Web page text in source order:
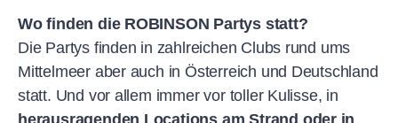
Wo finden die ROBINSON Partys statt?
Die Partys finden in zahlreichen Clubs rund ums
Mittelmeer aber auch in Österreich und Deutschland
statt. Und vor allem immer vor toller Kulisse, in
herausragenden Locations am Strand oder in